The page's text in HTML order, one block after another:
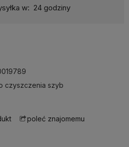
zł - Pocztex odbiór w punkcie
czyszczenia szyb
poleć znajomemu